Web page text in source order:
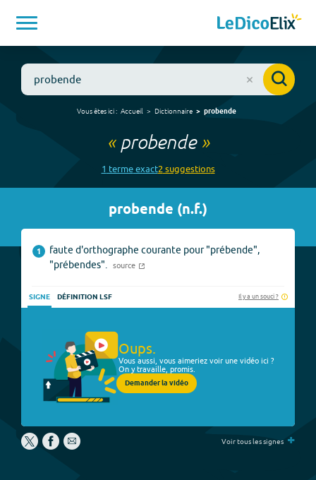
Vous êtes ici : Accueil Dictionnaire probende
« probende»
1 termeexact2 suggestions
probende (n.f.)
1
faute d'orthographe courante pour "prébende",
"prébendes".
source
SIGNE DÉFINITION LSF Il y a un souci ?
Oups.
Vous aussi, vous aimeriez voir une vidéo ici ?
On y travaille, promis.
Demander la vidéo
Voir tous les signes +